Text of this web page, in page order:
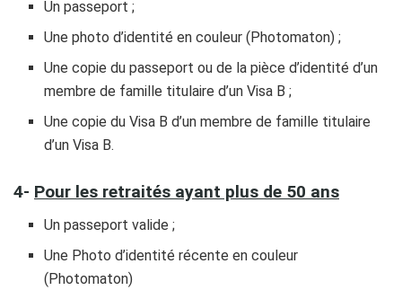
Un passeport ;
Une photo d’identité en couleur (Photomaton) ;
Une copie du passeport ou de la pièce d’identité d’un
membre de famille titulaire d’un Visa B ;
Une copie du Visa B d’un membre de famille titulaire
d’un Visa B.
4- Pour les retraités ayant plus de 50 ans
Un passeport valide ;
Une Photo d’identité récente en couleur
(Photomaton)